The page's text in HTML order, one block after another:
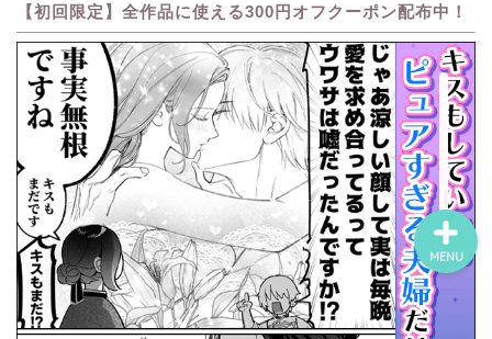
【初回限定】全作品に使える300円オフクーポン配布中！
MENU
無料で読める漫画・小説
漫画・小説新刊情報